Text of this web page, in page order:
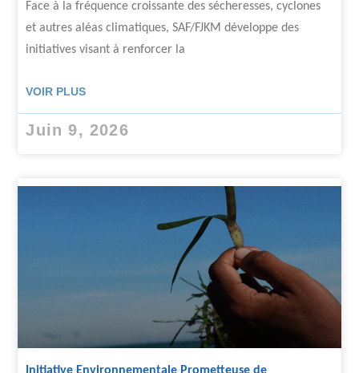
Face à la fréquence croissante des sécheresses, cyclones
et autres aléas climatiques, SAF/FJKM développe des
initiatives visant à renforcer la
VOIR PLUS
Juin 9, 2026